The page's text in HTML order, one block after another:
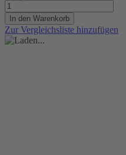
In den Warenkorb
Zur Vergleichsliste hinzufügen